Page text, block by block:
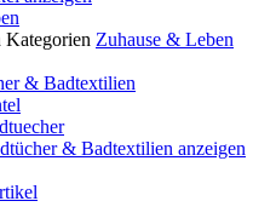
Kategorien Zuhause & Leben
& Badtextilien
& Badtextilien anzeigen